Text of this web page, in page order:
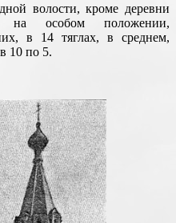
волости, кроме деревни
на особом положении,
в 14 тяглах, в среднем,
10 по 5.